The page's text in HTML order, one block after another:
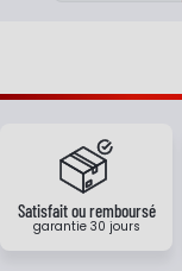
Satisfait ou remboursé
garantie 30 jours